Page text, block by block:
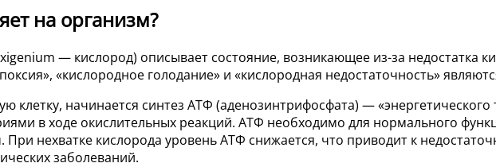
на организм?
— кислород) описывает состояние, возникающее из-за недостатка
«кислородное голодание» и «кислородная недостаточность»
клетку, начинается синтез АТФ (аденозинтрифосфата) — «энергетического
в ходе окислительных реакций. АТФ необходимо для нормального
При нехватке кислорода уровень АТФ снижается, что приводит к
заболеваний.